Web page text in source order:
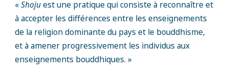
«Shojuest une pratique qui consiste à reconnaître et
à accepter les différences entre les enseignements
de la religion dominante du pays et le bouddhisme,
et à amener progressivement les individus aux
enseignements bouddhiques. »